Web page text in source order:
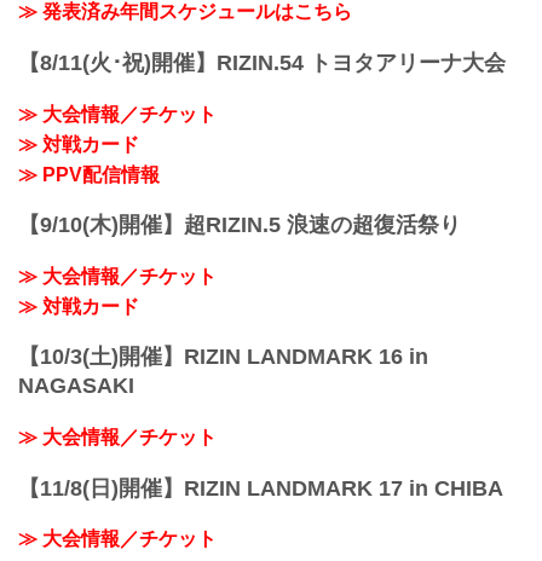
≫ 発表済み年間スケジュールはこちら
【8/11(火･祝)開催】RIZIN.54 トヨタアリーナ大会
≫ 大会情報／チケット
≫ 対戦カード
≫ PPV配信情報
【9/10(木)開催】超RIZIN.5 浪速の超復活祭り
≫ 大会情報／チケット
≫ 対戦カード
【10/3(土)開催】RIZIN LANDMARK 16 in
NAGASAKI
≫ 大会情報／チケット
【11/8(日)開催】RIZIN LANDMARK 17 in CHIBA
≫ 大会情報／チケット